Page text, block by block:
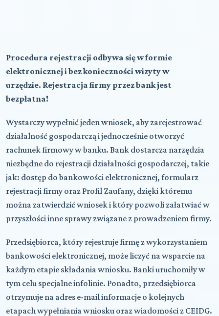
Procedura rejestracji odbywa się w formie
elektronicznej i bez konieczności wizyty w
urzędzie. Rejestracja firmy przez bank jest
bezpłatna!
Wystarczy wypełnić jeden wniosek, aby zarejestrować
działalność gospodarczą i jednocześnie otworzyć
rachunek firmowy w banku. Bank dostarcza narzędzia
niezbędne do rejestracji działalności gospodarczej, takie
jak: dostęp do bankowości elektronicznej, formularz
rejestracji firmy oraz Profil Zaufany, dzięki któremu
można zatwierdzić wniosek i który pozwoli załatwiać w
przyszłości inne sprawy związane z prowadzeniem firmy.
Przedsiębiorca, który rejestruje firmę z wykorzystaniem
bankowości elektronicznej, może liczyć na wsparcie na
każdym etapie składania wniosku. Banki uruchomiły w
tym celu specjalne infolinie. Ponadto, przedsiębiorca
otrzymuje na adres e-mail informacje o kolejnych
etapach wypełniania wniosku oraz wiadomości z CEIDG.